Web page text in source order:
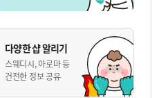
다양한 샵 알리기
스웨디시, 아로마 등
건전한 정보 공유